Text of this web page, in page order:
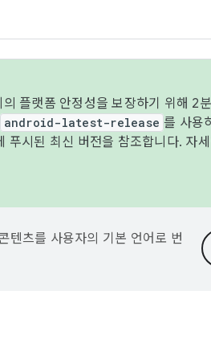
플랫폼 안정성을 보장하기 위해 2
android-latest-release 를 사용
푸시된 최신 버전을 참조합니다. 자
츠를 사용자의 기본 언어로 번